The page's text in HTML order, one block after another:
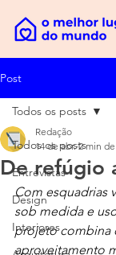
Post
Todos os posts
Entrevistas
Design
Interiores
Todos os posts
De refúgio
Redação
14 de abr. 2 min
Com esquadrias
sob medida e
projeto combina
aproveitamento